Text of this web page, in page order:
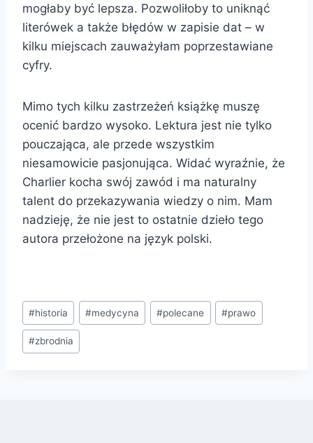
mogłaby być lepsza. Pozwoliłoby to uniknąć
literówek a także błędów w zapisie dat – w
kilku miejscach zauważyłam poprzestawiane
cyfry.
Mimo tych kilku zastrzeżeń książkę muszę
ocenić bardzo wysoko. Lektura jest nie tylko
pouczająca, ale przede wszystkim
niesamowicie pasjonująca. Widać wyraźnie, że
Charlier kocha swój zawód i ma naturalny
talent do przekazywania wiedzy o nim. Mam
nadzieję, że nie jest to ostatnie dzieło tego
autora przełożone na język polski.
Tagi
wpisu:
#historia #medycyna #polecane #prawo
#zbrodnia